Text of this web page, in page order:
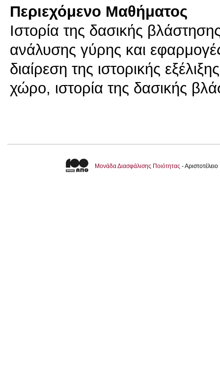
Περιεχόμενο Μαθήματος
Ιστορία της δασικής
ανάλυσης γύρης και
διαίρεση της ιστορικής
χώρο, ιστορία της δασικής
Μονάδα Διασφάλισης Ποιότητας -